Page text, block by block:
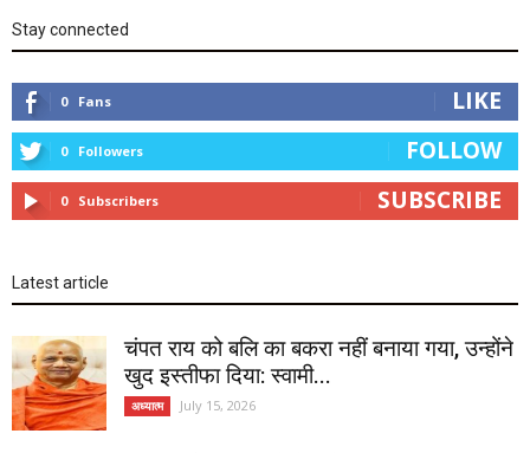
Stay connected
0 Fans LIKE
0 Followers FOLLOW
0 Subscribers SUBSCRIBE
Latest article
चंपत राय को बलि का बकरा नहीं बनाया गया, उन्होंने
खुद इस्तीफा दिया: स्वामी...
अध्यात्म July 15, 2026